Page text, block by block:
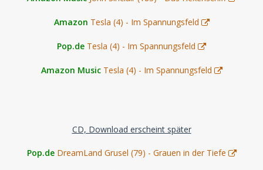
Amazon Tesla (4) - Im Spannungsfeld
Pop.de Tesla (4) - Im Spannungsfeld
Amazon Music Tesla (4) - Im Spannungsfeld
CD, Download erscheint später
Pop.de DreamLand Grusel (79) - Grauen in der Tiefe